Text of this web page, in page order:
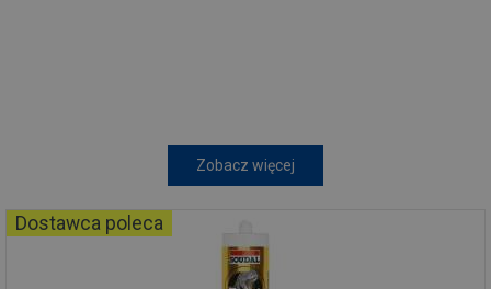
Zobacz więcej
Dostawca poleca